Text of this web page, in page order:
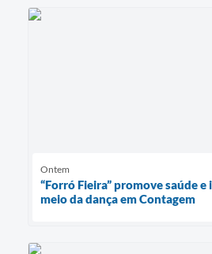
Ontem
“Forró Fieira” promove saúde
meio da dança em Contagem